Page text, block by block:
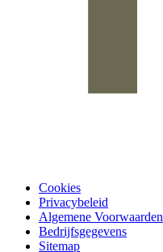
Cookies
Privacybeleid
Algemene Voorwaarden
Bedrijfsgegevens
Sitemap